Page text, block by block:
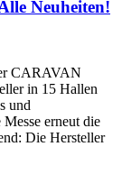
Neuheiten!
CARAVAN
in 15 Hallen
und
erneut die
Die Hersteller